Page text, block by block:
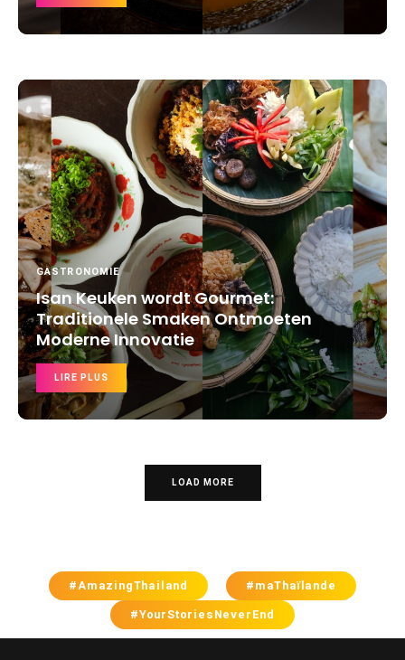
GASTRONOMIE
Isan Keuken wordt Gourmet:
Traditionele Smaken Ontmoeten
Moderne Innovatie
LIRE PLUS
LOAD MORE
#AmazingThailand
#maThaïlande
#YourStoriesNeverEnd